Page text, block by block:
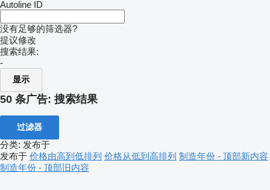
Autoline ID
没有足够的筛选器?
提议修改
搜索结果:
-
显示
50 条广告: 搜索结果
过滤器
分类: 发布于
发布于 价格由高到低排列 价格从低到高排列 制造年份 - 顶部新内容
制造年份 - 顶部旧内容